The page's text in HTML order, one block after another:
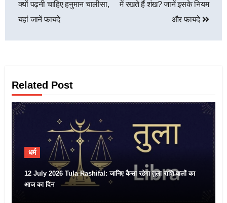
क्यों पढ़नी चाहिए हनुमान चालीसा,
यहां जानें फायदे
में रखते हैं शंख? जानें इसके नियम
और फायदे
Related Post
धर्म
12 July 2026 Tula Rashifal: जानिए कैसा रहेगा तुला राशि वालों का
आज का दिन